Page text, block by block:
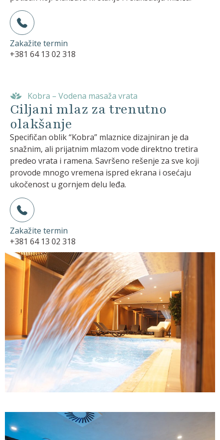
Zakažite termin
+381 64 13 02 318
Kobra – Vodena masaža vrata
Ciljani mlaz za trenutno
olakšanje
Specifičan oblik “Kobra” mlaznice dizajniran je da
snažnim, ali prijatnim mlazom vode direktno tretira
predeo vrata i ramena. Savršeno rešenje za sve koji
provode mnogo vremena ispred ekrana i osećaju
ukočenost u gornjem delu leđa.
Zakažite termin
+381 64 13 02 318